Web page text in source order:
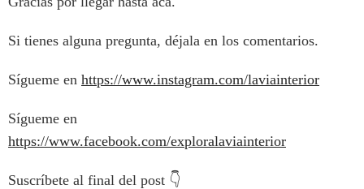
Si tienes alguna pregunta, déjala en los comentarios.
Sígueme en https://www.instagram.com/laviainterior
Sígueme en
https://www.facebook.com/exploralaviainterior
Suscríbete al final del post 👇